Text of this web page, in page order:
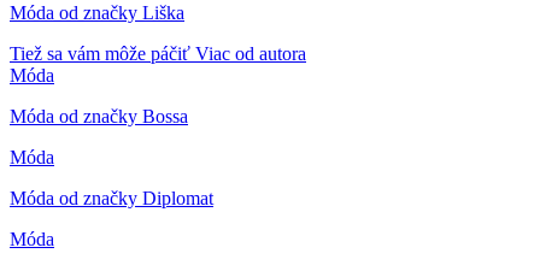
Móda od značky Liška
Tiež sa vám môže páčiť Viac od autora
Móda
Móda od značky Bossa
Móda
Móda od značky Diplomat
Móda